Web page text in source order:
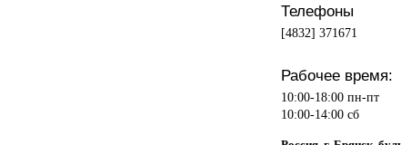
Телефоны
[4832] 371671
Рабочее время:
10:00-18:00 пн-пт
10:00-14:00 сб